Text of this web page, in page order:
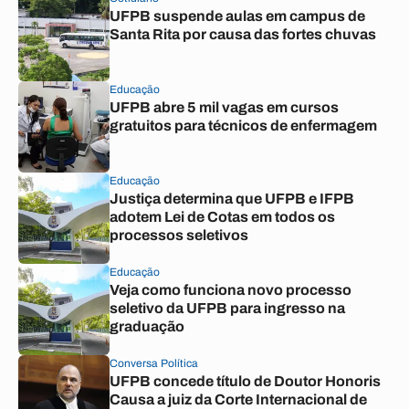
UFPB suspende aulas em campus de
Santa Rita por causa das fortes chuvas
Educação
UFPB abre 5 mil vagas em cursos
gratuitos para técnicos de enfermagem
Educação
Justiça determina que UFPB e IFPB
adotem Lei de Cotas em todos os
processos seletivos
Educação
Veja como funciona novo processo
seletivo da UFPB para ingresso na
graduação
Conversa Política
UFPB concede título de Doutor Honoris
Causa a juiz da Corte Internacional de